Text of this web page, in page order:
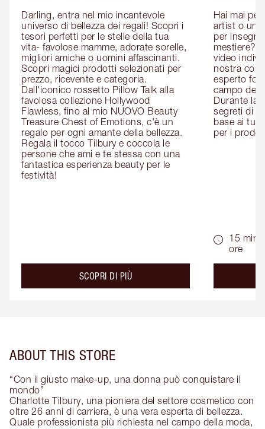
Darling, entra nel mio incantevole
universo di bellezza dei regali! Scopri i
tesori perfetti per le stelle della tua
vita- favolose mamme, adorate sorelle,
migliori amiche o uomini affascinanti.
Scopri magici prodotti selezionati per
prezzo, ricevente e categoria.
Dall'iconico rossetto Pillow Talk alla
favolosa collezione Hollywood
Flawless, fino al mio NUOVO Beauty
Treasure Chest of Emotions, c'è un
regalo per ogni amante della bellezza.
Regala il tocco Tilbury e coccola le
persone che ami e te stessa con una
fantastica esperienza beauty per le
festività!
SCOPRI DI PIÙabout the
Hai mai
artist o un
per
mestiere?
video
nostra
esperto
campo del
Durante la
segreti di
base ai
per i
15 min
ore
ABOUT THIS STORE
“Con il giusto make-up, una donna può conquistare il
mondo”
Charlotte Tilbury, una pioniera del settore cosmetico con
oltre 26 anni di carriera, è una vera esperta di bellezza.
Quale professionista più richiesta nel campo della moda,